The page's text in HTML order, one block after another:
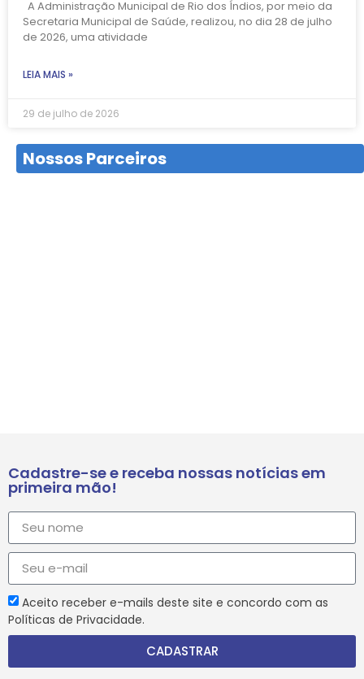
A Administração Municipal de Rio dos Índios, por meio da
Secretaria Municipal de Saúde, realizou, no dia 28 de julho
de 2026, uma atividade
LEIA MAIS »
29 de julho de 2026
Nossos Parceiros
Cadastre-se e receba nossas notícias em
primeira mão!
Aceito receber e-mails deste site e concordo com as
Políticas de Privacidade.
CADASTRAR